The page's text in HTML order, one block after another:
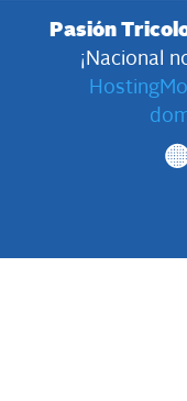
Pasión
¡Nacional